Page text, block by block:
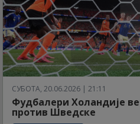
СУБОТА, 20.06.2026 | 21:11
Фудбалери Холандије
против Шведске